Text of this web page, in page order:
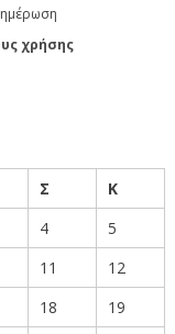
χρήσης
Σ
Κ
4
5
11
12
18
19